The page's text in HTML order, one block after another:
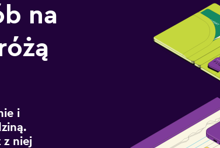
na
i
z niej